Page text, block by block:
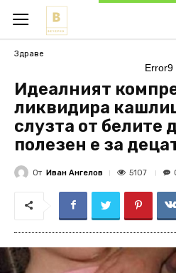
Здраве
Error9
Идеалният
ликвидира
слузта от белите
полезен е за
От Иван Ангелов 5107